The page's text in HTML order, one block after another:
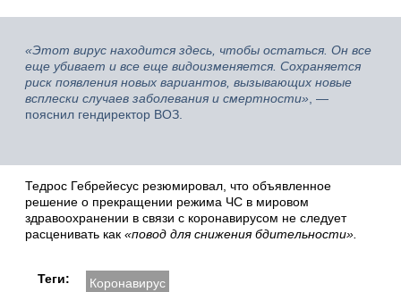
«Этот вирус находится здесь, чтобы остаться. Он все
еще убивает и все еще видоизменяется. Сохраняется
риск появления новых вариантов, вызывающих новые
всплески случаев заболевания и смертности» , —
пояснил гендиректор ВОЗ.
Тедрос Гебрейесус резюмировал, что объявленное
решение о прекращении режима ЧС в мировом
здравоохранении в связи с коронавирусом не следует
расценивать как «повод для снижения бдительности».
Теги: Коронавирус